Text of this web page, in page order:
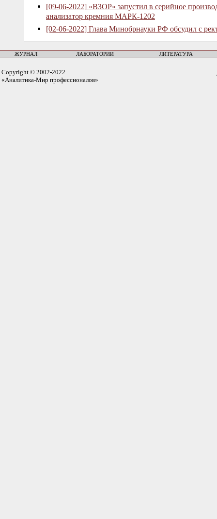
[09-06-2022] «ВЗОР» запустил в серийное
анализатор кремния МАРК-1202
[02-06-2022] Глава Минобрнауки РФ обсудил с
ЖУРНАЛ ЛАБОРАТОРИИ ЛИТЕРАТУРА
Copyright © 2002-2022
«Аналитика-Мир профессионалов»